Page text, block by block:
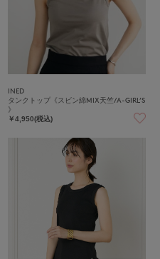
INED
タンクトップ《スビン綿MIX天竺/A-GIRL’S
》
￥4,950(税込)